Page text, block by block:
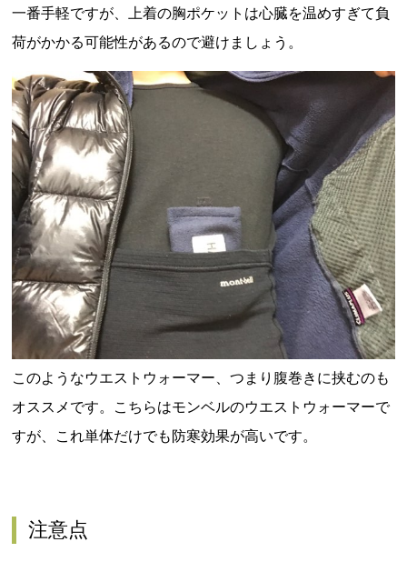
一番手軽ですが、上着の胸ポケットは心臓を温めすぎて負
荷がかかる可能性があるので避けましょう。
このようなウエストウォーマー、つまり腹巻きに挟むのも
オススメです。 こちらはモンベルのウエストウォーマーで
すが、これ単体だけでも防寒効果が高いです。
注意点